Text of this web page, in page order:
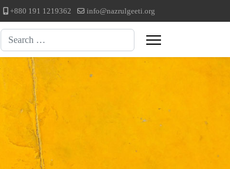
+880 191 1219362 info@nazrulgeeti.org
Search